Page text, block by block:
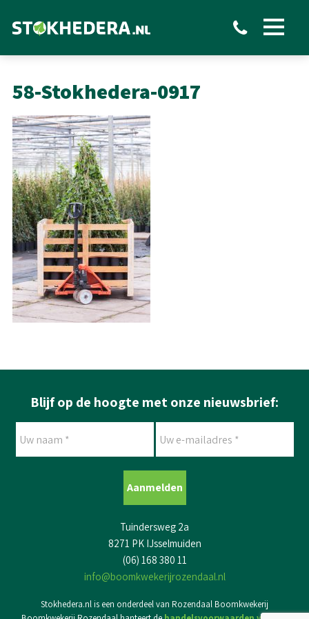
Toon
menu
58-Stokhedera-0917
Blijf op de hoogte met onze nieuwsbrief:
*
e-
mailadres
Tuindersweg 2a
8271 PK IJsselmuiden
(06) 168 380 11
info@boomkwekerijrozendaal.nl
Stokhedera.nl is een onderdeel van Rozendaal Boomkwekerij